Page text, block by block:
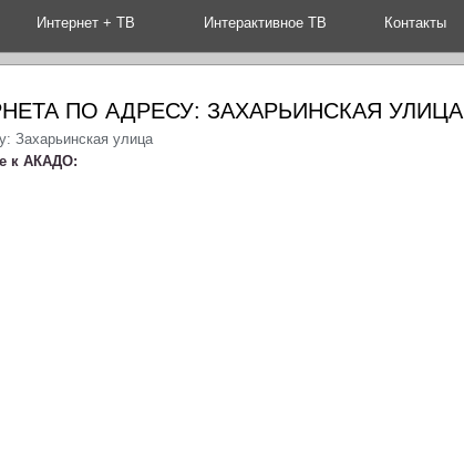
Интернет + ТВ Интерактивное ТВ Контакты
ПО АДРЕСУ: ЗАХАРЬИНСКАЯ УЛИЦА
Захарьинская улица
к АКАДО: